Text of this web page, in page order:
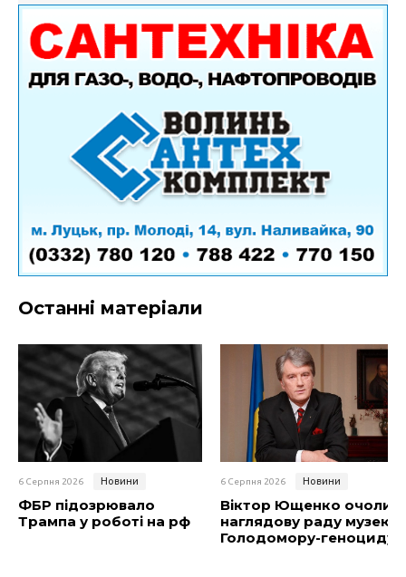
Останні матеріали
6 Серпня 2026 Новини
ФБР підозрювало
Трампа у роботі на рф
6 Серпня 2026 Новини
Віктор Ющенко очолив
наглядову раду музею
Голодомору-геноциду